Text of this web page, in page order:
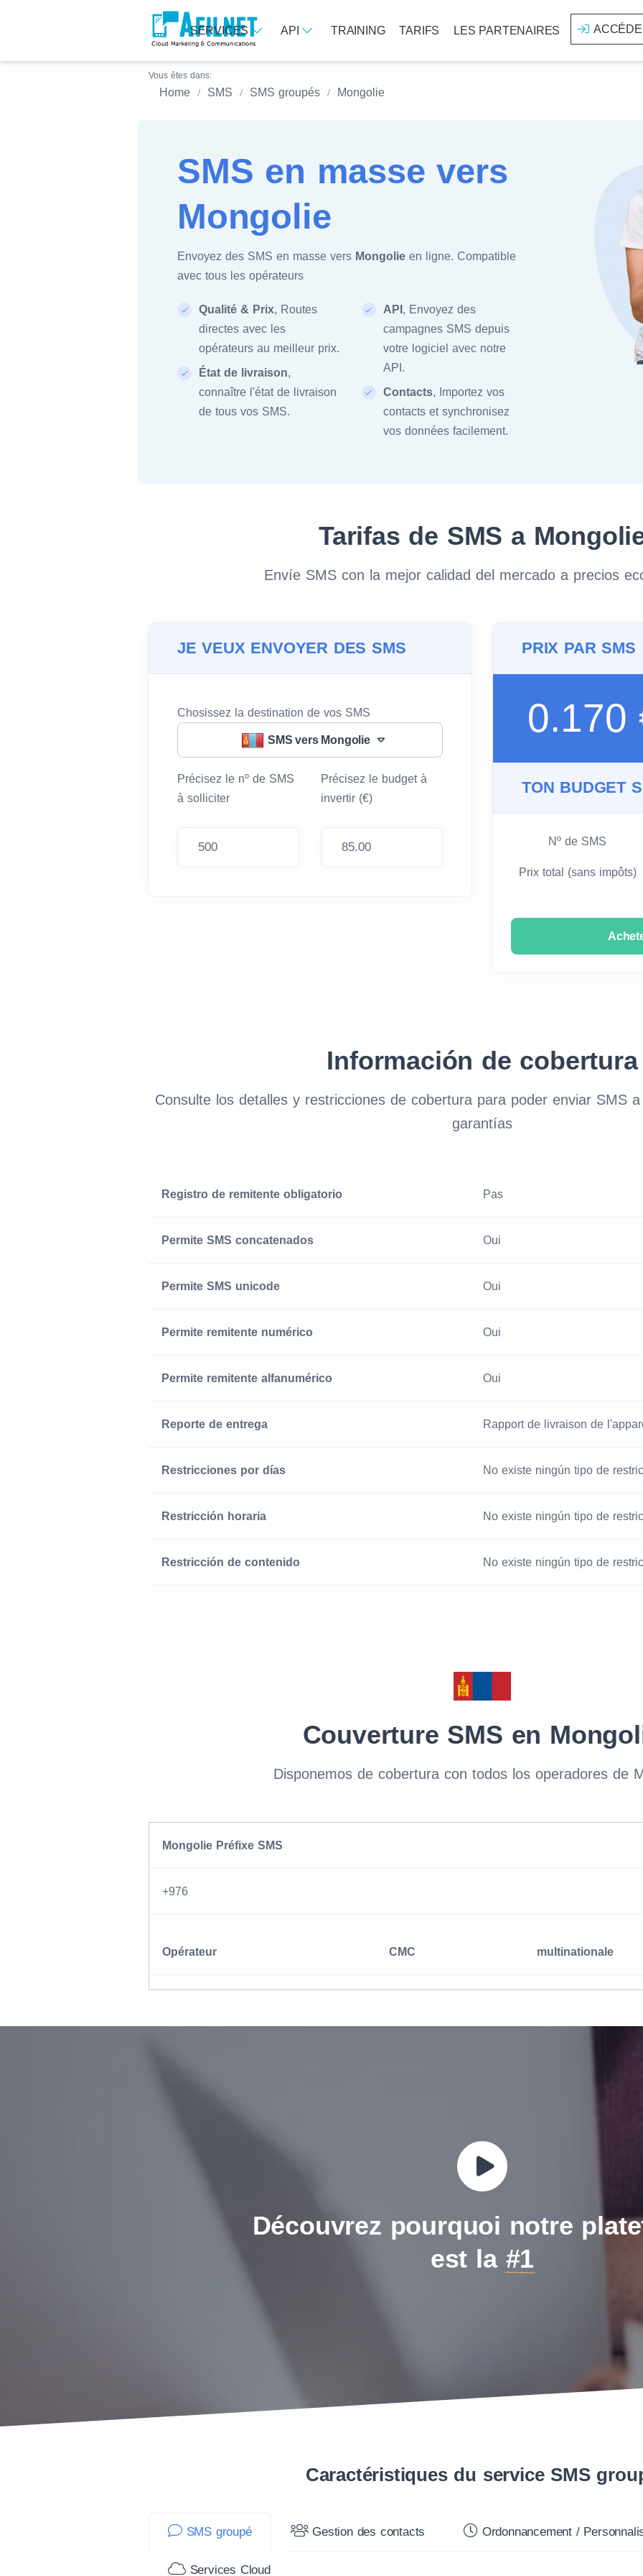
SERVICES API TRAINING TARIFS LES PARTENAIRES
Vous êtes dans:
Home SMS SMS groupés Mongolie
SMS en masse vers
Mongolie
Envoyez des SMS en masse vers Mongolie en ligne. Compatible
avec tous les opérateurs
Qualité & Prix, Routes
directes avec les
opérateurs au meilleur prix.
État de livraison,
connaître l'état de livraison
de tous vos SMS.
API , Envoyez des
campagnes SMS depuis
votre logiciel avec notre
API.
Contacts, Importez vos
contacts et synchronisez
vos données facilement.
Tarifas de SMS a
Envíe SMS con la mejor calidad del mercado a precios
JE VEUX ENVOYER DES SMS
Chosissez la destination de vos SMS
SMS vers Mongolie
Précisez le nº de SMS
à solliciter
Précisez le budget à
invertir (€)
PRIX PAR SMS
0.170
TON BUDGET
Nº de SMS
Prix total (sans impôts)
Información de cobertura
Consulte los detalles y restricciones de cobertura para poder enviar SMS
garantías
Registro de remitente obligatorio Pas
Permite SMS concatenados Oui
Permite SMS unicode Oui
Permite remitente numérico Oui
Permite remitente alfanumérico Oui
Reporte de entrega Rapport de livraison de
Restricciones por días No existe ningún tipo de
Restricción horaria No existe ningún tipo de
Restricción de contenido No existe ningún tipo de
Couverture SMS en
Disponemos de cobertura con todos los operadores de
Mongolie Préfixe SMS
+976
Opérateur CMC multinationale
Découvrez pourquoi notre
est la #1
Caractéristiques du service SMS
SMS groupé Gestion des contacts Ordonnancement /
Services Cloud